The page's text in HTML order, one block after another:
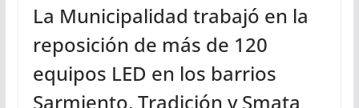
La Municipalidad trabajó en la
reposición de más de 120
equipos LED en los barrios
Sarmiento, Tradición y Smata